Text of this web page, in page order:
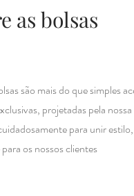
as bolsas
são mais do que simples
projetadas pela
para unir
os nossos clientes